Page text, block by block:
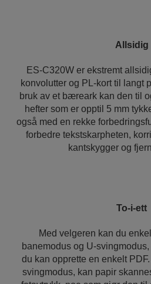
Allsidig
ES-C320W er ekstremt
konvolutter og PL-kort til langt
bruk av et bæreark kan den til
hefter som er opptil 5 mm
også med en rekke
forbedre tekstskarpheten,
kantskygger og
To-i-ett
Med velgeren kan du
banemodus og U-
du kan opprette en enkelt
svingmodus, kan papir